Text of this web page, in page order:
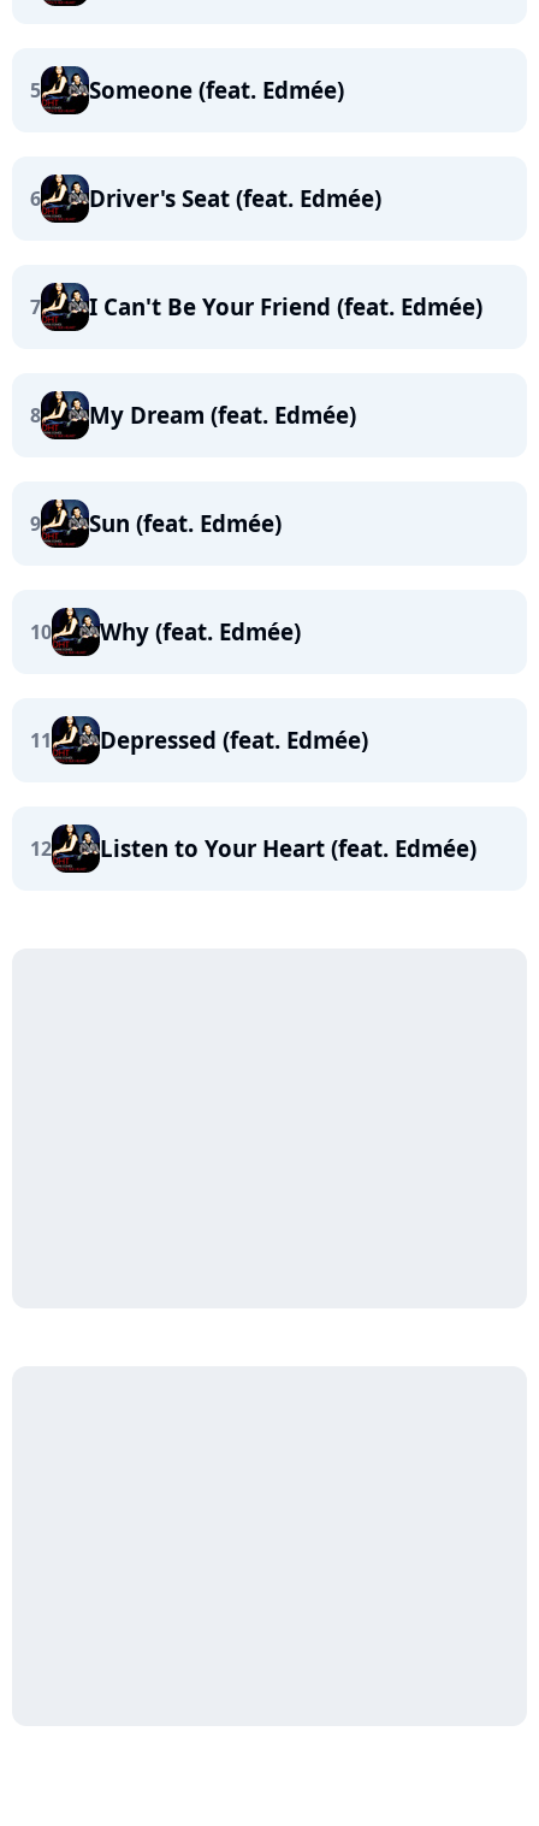
5 Someone (feat. Edmée)
6 Driver's Seat (feat. Edmée)
7 I Can't Be Your Friend (feat. Edmée)
8 My Dream (feat. Edmée)
9 Sun (feat. Edmée)
10 Why (feat. Edmée)
11 Depressed (feat. Edmée)
12 Listen to Your Heart (feat. Edmée)